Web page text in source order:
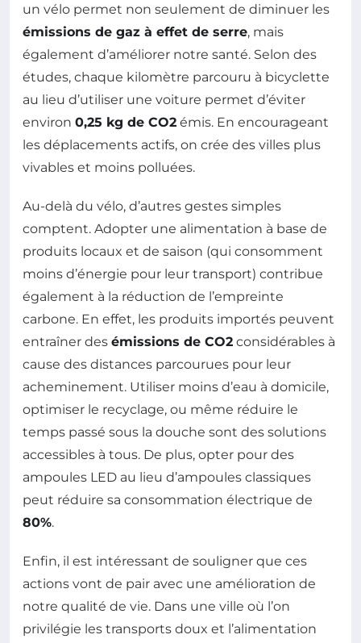
un vélo permet non seulement de diminuer les
émissions de gaz à effet de serre, mais
également d’améliorer notre santé. Selon des
études, chaque kilomètre parcouru à bicyclette
au lieu d’utiliser une voiture permet d’éviter
environ 0,25 kg de CO2 émis. En encourageant
les déplacements actifs, on crée des villes plus
vivables et moins polluées.
Au-delà du vélo, d’autres gestes simples
comptent. Adopter une alimentation à base de
produits locaux et de saison (qui consomment
moins d’énergie pour leur transport) contribue
également à la réduction de l’empreinte
carbone. En effet, les produits importés peuvent
entraîner des émissions de CO2 considérables à
cause des distances parcourues pour leur
acheminement. Utiliser moins d’eau à domicile,
optimiser le recyclage, ou même réduire le
temps passé sous la douche sont des solutions
accessibles à tous. De plus, opter pour des
ampoules LED au lieu d’ampoules classiques
peut réduire sa consommation électrique de
80%.
Enfin, il est intéressant de souligner que ces
actions vont de pair avec une amélioration de
notre qualité de vie. Dans une ville où l’on
privilégie les transports doux et l’alimentation